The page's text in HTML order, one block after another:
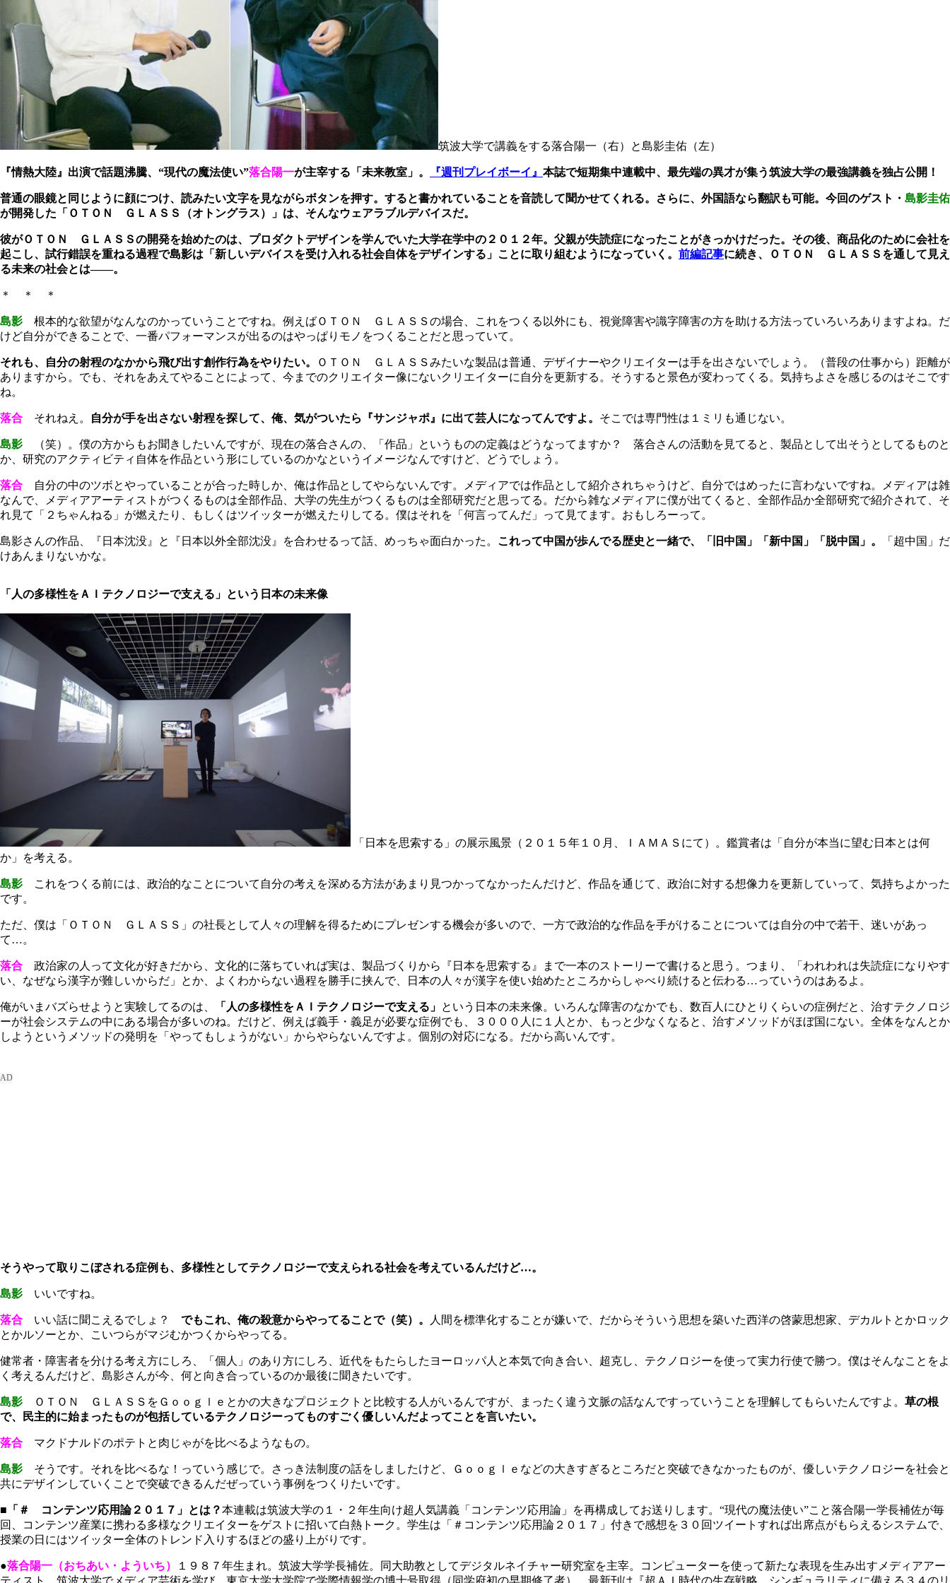
筑波大学で講義をする落合陽一（右）と島影圭佑（左）
『情熱大陸』出演で話題沸騰、“現代の魔法使い”落合陽一が主宰する「未来教室」。 『週刊プレイボーイ』 本誌で短期集中連載中、最先端の異才が集う筑波大学の最強講義を独占公開！
普通の眼鏡と同じように顔につけ、読みたい文字を見ながらボタンを押す。すると書かれていることを音読して聞かせてくれる。さらに、外国語なら翻訳も可能。今回のゲスト・ 島影圭佑
が開発した「ＯＴＯＮ ＧＬＡＳＳ（オトングラス）」は、そんなウェアラブルデバイスだ。
彼がＯＴＯＮ ＧＬＡＳＳの開発を始めたのは、プロダクトデザインを学んでいた大学在学中の２０１２年。父親が失読症になったことがきっかけだった。その後、商品化のために会社を
起こし、試行錯誤を重ねる過程で島影は「新しいデバイスを受け入れる社会自体をデザインする」ことに取り組むようになっていく。 前編記事に続き、ＯＴＯＮ ＧＬＡＳＳを通して見え
る未来の社会とは――。
＊ ＊ ＊
島影 根本的な欲望がなんなのかっていうことですね。例えばＯＴＯＮ ＧＬＡＳＳの場合、これをつくる以外にも、視覚障害や識字障害の方を助ける方法っていろいろありますよね。だ
けど自分ができることで、一番パフォーマンスが出るのはやっぱりモノをつくることだと思っていて。
それも、自分の射程のなかから飛び出す創作行為をやりたい。
ＯＴＯＮ ＧＬＡＳＳみたいな製品は普通、デザイナーやクリエイターは手を出さないでしょう。（普段の仕事から）距離が
ありますから。でも、それをあえてやることによって、今までのクリエイター像にないクリエイターに自分を更新する。そうすると景色が変わってくる。気持ちよさを感じるのはそこです
ね。
落合 それねえ。 自分が手を出さない射程を探して、俺、気がついたら『サンジャポ』に出て芸人になってんですよ。 そこでは専門性は１ミリも通じない。
島影 （笑）。僕の方からもお聞きしたいんですが、現在の落合さんの、「作品」というものの定義はどうなってますか？ 落合さんの活動を見てると、製品として出そうとしてるものと
か、研究のアクティビティ自体を作品という形にしているのかなというイメージなんですけど、どうでしょう。
落合 自分の中のツボとやっていることが合った時しか、俺は作品としてやらないんです。メディアでは作品として紹介されちゃうけど、自分ではめったに言わないですね。メディアは雑
なんで、メディアアーティストがつくるものは全部作品、大学の先生がつくるものは全部研究だと思ってる。だから雑なメディアに僕が出てくると、全部作品か全部研究で紹介されて、そ
れ見て「２ちゃんねる」が燃えたり、もしくはツイッターが燃えたりしてる。僕はそれを「何言ってんだ」って見てます。おもしろーって。
島影さんの作品、『日本沈没』と『日本以外全部沈没』を合わせるって話、めっちゃ面白かった。 これって中国が歩んでる歴史と一緒で、「旧中国」「新中国」「脱中国」。
「超中国」だ
けあんまりないかな。
「人の多様性をＡＩテクノロジーで支える」という日本の未来像
「日本を思索する」の展示風景（２０１５年１０月、ＩＡＭＡＳにて）。鑑賞者は「自分が本当に望む日本とは何
か」を考える。
島影 これをつくる前には、政治的なことについて自分の考えを深める方法があまり見つかってなかったんだけど、作品を通じて、政治に対する想像力を更新していって、気持ちよかった
です。
ただ、僕は「ＯＴＯＮ ＧＬＡＳＳ」の社長として人々の理解を得るためにプレゼンする機会が多いので、一方で政治的な作品を手がけることについては自分の中で若干、迷いがあっ
て…。
落合 政治家の人って文化が好きだから、文化的に落ちていれば実は、製品づくりから『日本を思索する』まで一本のストーリーで書けると思う。つまり、「われわれは失読症になりやす
い、なぜなら漢字が難しいからだ」とか、よくわからない過程を勝手に挟んで、日本の人々が漢字を使い始めたところからしゃべり続けると伝わる…っていうのはあるよ。
俺がいまバズらせようと実験してるのは、 「人の多様性をＡＩテクノロジーで支える」 という日本の未来像。いろんな障害のなかでも、数百人にひとりくらいの症例だと、治すテクノロジ
ーが社会システムの中にある場合が多いのね。だけど、例えば義手・義足が必要な症例でも、３０００人に１人とか、もっと少なくなると、治すメソッドがほぼ国にない。全体をなんとか
しようというメソッドの発明を「やってもしょうがない」からやらないんですよ。個別の対応になる。だから高いんです。
そうやって取りこぼされる症例も、多様性としてテクノロジーで支えられる社会を考えているんだけど…。
島影 いいですね。
落合 いい話に聞こえるでしょ？ でもこれ、俺の殺意からやってることで（笑）。
人間を標準化することが嫌いで、だからそういう思想を築いた西洋の啓蒙思想家、デカルトとかロック
とかルソーとか、こいつらがマジむかつくからやってる。
健常者・障害者を分ける考え方にしろ、「個人」のあり方にしろ、近代をもたらしたヨーロッパ人と本気で向き合い、超克し、テクノロジーを使って実力行使で勝つ。僕はそんなことをよ
く考えるんだけど、島影さんが今、何と向き合っているのか最後に聞きたいです。
島影 ＯＴＯＮ ＧＬＡＳＳをＧｏｏｇｌｅとかの大きなプロジェクトと比較する人がいるんですが、まったく違う文脈の話なんですっていうことを理解してもらいたんですよ。 草の根
で、民主的に始まったものが包括しているテクノロジーってものすごく優しいんだよってことを言いたい。
落合 マクドナルドのポテトと肉じゃがを比べるようなもの。
島影 そうです。それを比べるな！っていう感じで。さっき法制度の話をしましたけど、Ｇｏｏｇｌｅなどの大きすぎるところだと突破できなかったものが、優しいテクノロジーを社会と
共にデザインしていくことで突破できるんだぜっていう事例をつくりたいです。
■「＃ コンテンツ応用論２０１７」とは？本連載は筑波大学の１・２年生向け超人気講義「コンテンツ応用論」を再構成してお送りします。“現代の魔法使い”こと落合陽一学長補佐が毎
回、コンテンツ産業に携わる多様なクリエイターをゲストに招いて白熱トーク。学生は「＃コンテンツ応用論２０１７」付きで感想を３０回ツイートすれば出席点がもらえるシステムで、
授業の日にはツイッター全体のトレンド入りするほどの盛り上がりです。
●落合陽一（おちあい・よういち）
１９８７年生まれ。筑波大学学長補佐。同大助教としてデジタルネイチャー研究室を主宰。コンピューターを使って新たな表現を生み出すメディアアー
ティスト。筑波大学でメディア芸術を学び、東京大学大学院で学際情報学の博士号取得（同学府初の早期修了者）。最新刊は『超ＡＩ時代の生存戦略 シンギュラリティに備える３４のリ